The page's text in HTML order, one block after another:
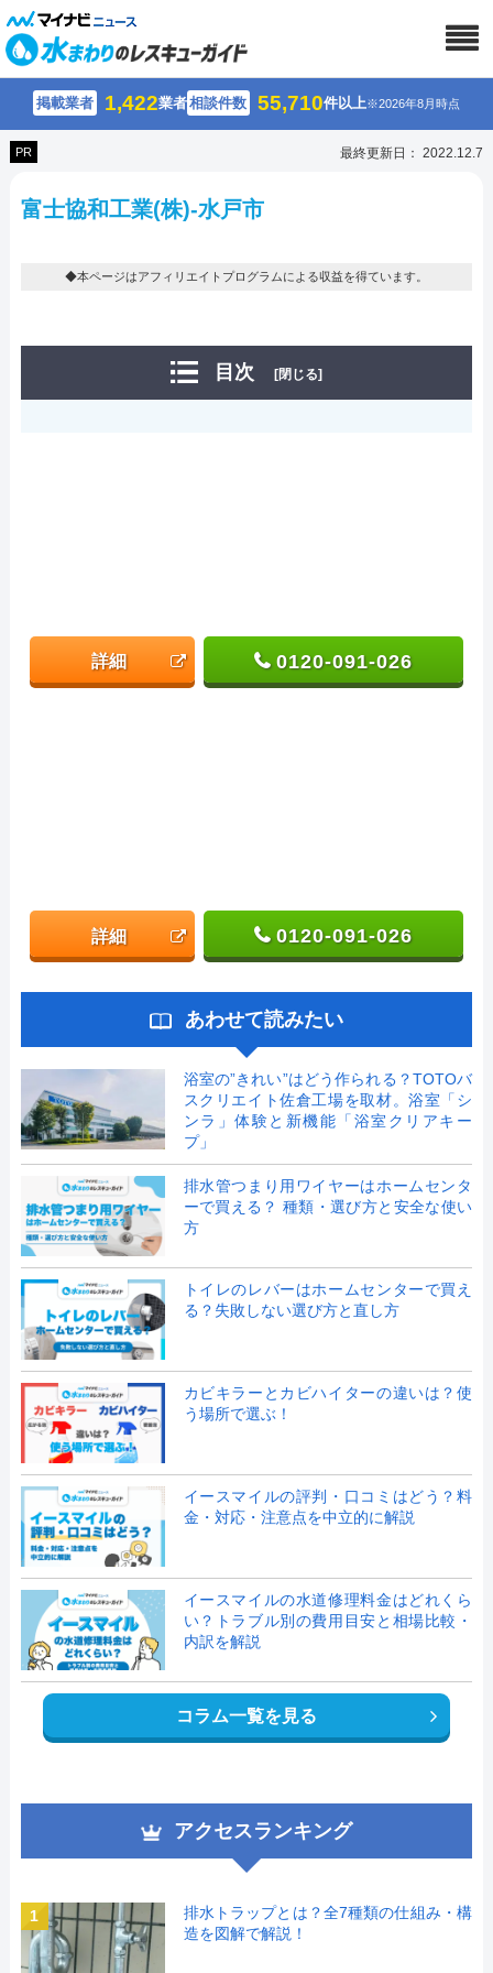
掲載業者 1,422業者相談件数 55,710件以上※2026年8月時点
PR 最終更新日： 2022.12.7
富士協和工業(株)-水戸市
◆本ページはアフィリエイトプログラムによる収益を得ています。
目次 [閉じる]
詳細 0120-091-026
詳細 0120-091-026
あわせて読みたい
浴室の”きれい”はどう作られる？TOTOバ
スクリエイト佐倉工場を取材。浴室「シ
ンラ」体験と新機能「浴室クリアキー
プ」
排水管つまり用ワイヤーはホームセンタ
ーで買える？ 種類・選び方と安全な使い
方
トイレのレバーはホームセンターで買え
る？失敗しない選び方と直し方
カビキラーとカビハイターの違いは？使
う場所で選ぶ！
イースマイルの評判・口コミはどう？料
金・対応・注意点を中立的に解説
イースマイルの水道修理料金はどれくら
い？トラブル別の費用目安と相場比較・
内訳を解説
コラム一覧を見る
アクセスランキング
1
排水トラップとは？全7種類の仕組み・構
造を図解で解説！